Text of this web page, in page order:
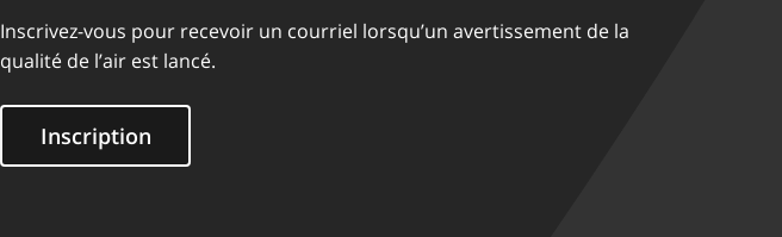
Inscrivez-vous pour recevoir un courriel lorsqu’un avertissement de la
qualité de l’air est lancé.
Inscription